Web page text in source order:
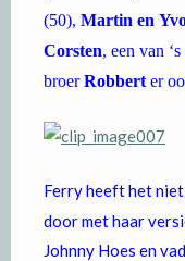
(50), Martin en
Corsten, een van
broerRobbert er
Ferry heeft het niet
door met haar
Johnny Hoes en